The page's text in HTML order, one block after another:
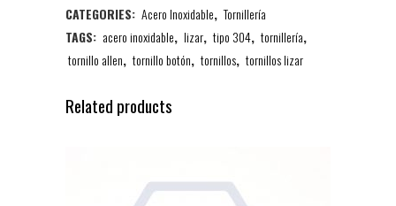
CATEGORIES: Acero Inoxidable, Tornillería
TAGS: acero inoxidable, lizar, tipo 304, tornillería,
tornillo allen, tornillo botón, tornillos, tornillos lizar
Related products